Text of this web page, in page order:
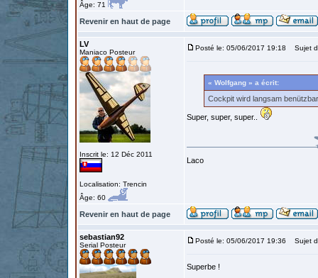
Âge: 71
Revenir en haut de page
LV
Maniaco Posteur
Inscrit le: 12 Déc 2011
Localisation: Trencin
Âge: 60
Posté le: 05/06/2017 19:18 Sujet
« Wolfgang » a écrit:
Cockpit wird langsam
Super, super, super..
Laco
Revenir en haut de page
sebastian92
Serial Posteur
Posté le: 05/06/2017 19:36 Sujet
Superbe !